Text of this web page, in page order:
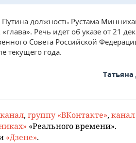
должность Рустама
Речь идет об указе от 21
Совета Российской
текущего года.
, группу «ВКонтакте»,
«Реального времени».
«Дзене».